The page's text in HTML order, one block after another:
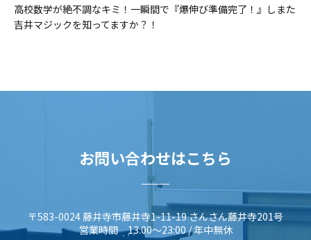
高校数学が絶不調なキミ！一瞬間で『爆伸び準備完了！』しまた
吉井マジックを知ってますか？！
お問い合わせはこちら
〒583-0024 藤井寺市藤井寺1-11-19 さんさん藤井寺201号
営業時間 13:00～23:00 / 年中無休